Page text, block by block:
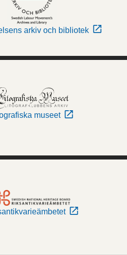
arkiv och bibliotek
museet